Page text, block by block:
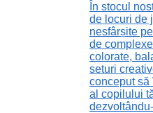
În stocul
de locuri de
nesfârșite
de
colorate,
seturi
conceput să
al copilului